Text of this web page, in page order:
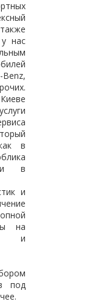
нас
в
и в
и
на
и
под